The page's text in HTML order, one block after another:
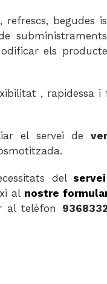
begudes
els
, rapidessa
el servei de
del
al nostre
al telèfon